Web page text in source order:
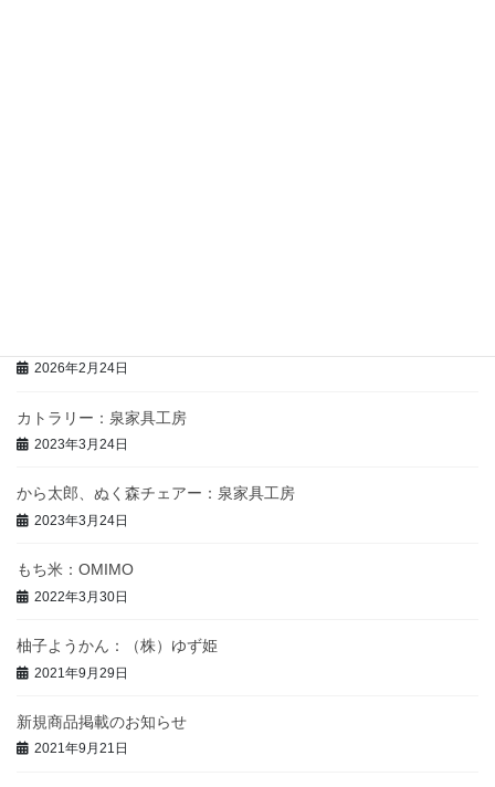
2026年2月24日
カトラリー：泉家具工房
2023年3月24日
から太郎、ぬく森チェアー：泉家具工房
2023年3月24日
もち米：OMIMO
2022年3月30日
柚子ようかん：（株）ゆず姫
2021年9月29日
新規商品掲載のお知らせ
2021年9月21日